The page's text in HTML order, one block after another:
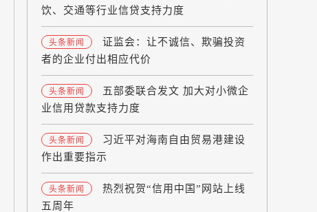
饮、交通等行业信贷支持力度
头条新闻
证监会：让不诚信、欺骗投资
者的企业付出相应代价
头条新闻
五部委联合发文 加大对小微企
业信用贷款支持力度
头条新闻
习近平对海南自由贸易港建设
作出重要指示
头条新闻
热烈祝贺“信用中国”网站上线
五周年